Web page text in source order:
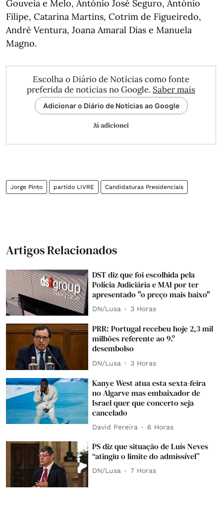
Gouveia e Melo, António José Seguro, António
Filipe, Catarina Martins, Cotrim de Figueiredo,
André Ventura, Joana Amaral Dias e Manuela
Magno.
Escolha o Diário de Notícias como fonte
preferida de notícias no Google. Saber mais
Adicionar o Diário de Notícias ao Google
Já adicionei
Jorge Pinto partido LIVRE Candidaturas Presidenciais
Artigos Relacionados
DST diz que foi escolhida pela
Polícia Judiciária e MAI por ter
apresentado "o preço mais baixo"
DN/Lusa 3 Horas
PRR: Portugal recebeu hoje 2,3 mil
milhões referente ao 9.º
desembolso
DN/Lusa 3 Horas
Kanye West atua esta sexta-feira
no Algarve mas embaixador de
Israel quer que concerto seja
cancelado
David Pereira 6 Horas
PS diz que situação de Luís Neves
“atingiu o limite do admissível”
DN/Lusa 7 Horas